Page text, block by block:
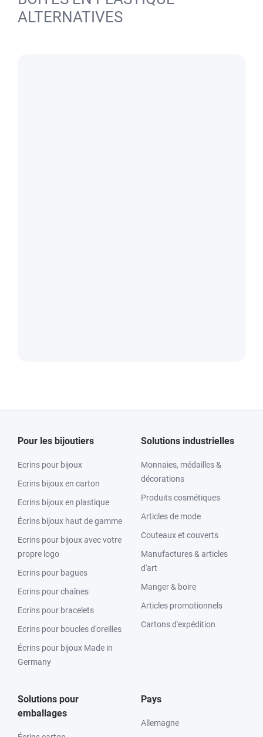
ALTERNATIVES
Pour les bijoutiers
Ecrins pour bijoux
Ecrins bijoux en carton
Ecrins bijoux en plastique
Écrins bijoux haut de gamme
Ecrins pour bijoux avec votre
propre logo
Ecrins pour bagues
Ecrins pour chaînes
Ecrins pour bracelets
Ecrins pour boucles d'oreilles
Écrins pour bijoux Made in
Germany
Solutions industrielles
Monnaies, médailles &
décorations
Produits cosmétiques
Articles de mode
Couteaux et couverts
Manufactures & articles
d'art
Manger & boire
Articles promotionnels
Cartons d'expédition
Solutions pour
emballages
Pays
Allemagne